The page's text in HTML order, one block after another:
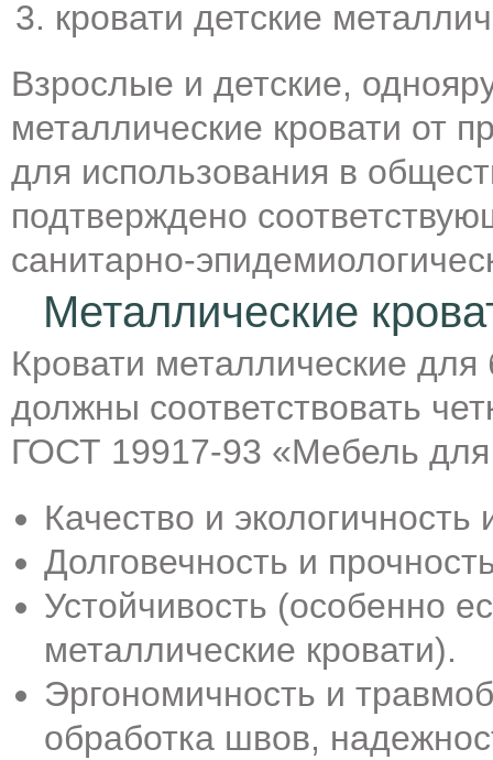
кровати детские
Взрослые и детские,
металлические кровати от
для использования в
подтверждено
санитарно-
Металлические
Кровати металлические
должны соответствовать
ГОСТ 19917-93 «Мебель
Качество и
Долговечность и
Устойчивость (особенно
металлические кровати).
Эргономичность и
обработка швов,